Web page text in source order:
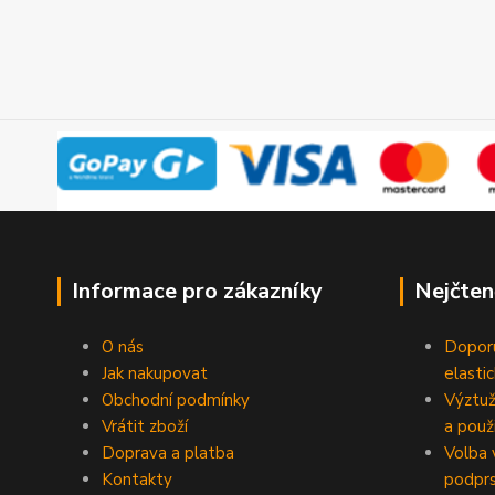
Informace pro zákazníky
O nás
Jak nakupovat
Obchodní podmínky
Vrátit zboží
Doprava a platba
Kontakty
a
Volba